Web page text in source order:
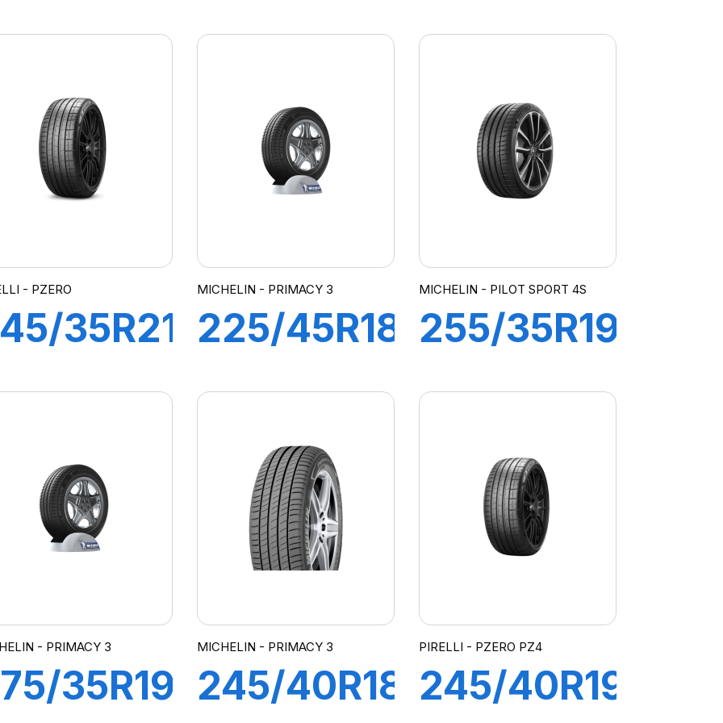
PZERO
PZ4(*)
3 (MOE)
- PZERO
35R21
MICHELIN - PRIMACY 3
225/45R18
MOE
MICHELIN - PILOT SPORT 4S
255/35R19
PILOT
SPORT 4
- PRIMACY 3
35R19
MICHELIN - PRIMACY 3
245/40R18
PIRELLI - PZERO PZ4
245/40R19